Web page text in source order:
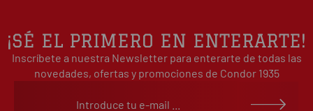
estrellas
0%
1
estrellas 0%
¡SÉ EL PRIMERO EN ENTERARTE!
Inscríbete a nuestra Newsletter para enterarte de todas las
novedades, ofertas y promociones de Condor 1935